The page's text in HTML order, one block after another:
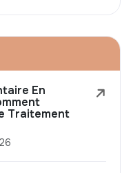
En
Traitement